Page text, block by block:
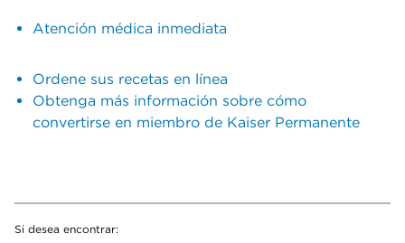
Atención médica inmediata
Ordene sus recetas en línea
Obtenga más información sobre cómo
convertirse en miembro de Kaiser Permanente
Si desea encontrar: